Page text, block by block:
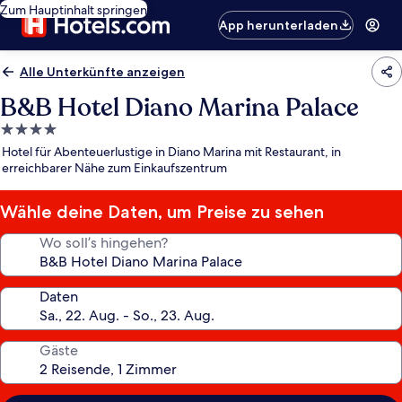
Zum Hauptinhalt springen
App herunterladen
Alle Unterkünfte anzeigen
B&B Hotel Diano Marina Palace
4.0-
Sterne-
Unterkunft
Hotel für Abenteuerlustige in Diano Marina mit Restaurant, in
erreichbarer Nähe zum Einkaufszentrum
Wähle deine Daten, um Preise zu sehen
Wo soll’s hingehen?
Daten
Gäste